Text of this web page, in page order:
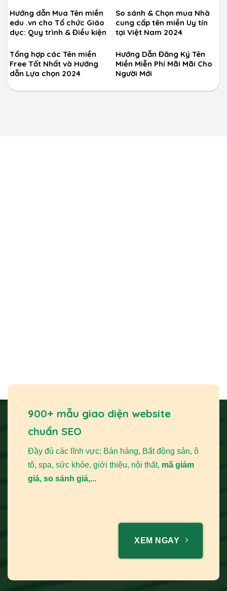
Hướng dẫn Mua Tên miền
edu .vn cho Tổ chức Giáo
dục: Quy trình & Điều kiện
So sánh & Chọn mua Nhà
cung cấp tên miền Uy tín
tại Việt Nam 2024
Tổng hợp các Tên miền
Free Tốt Nhất và Hướng
dẫn Lựa chọn 2024
Hướng Dẫn Đăng Ký Tên
Miền Miễn Phí Mãi Mãi Cho
Người Mới
900+ mẫu giao diện website
chuẩn SEO
Đầy đủ các lĩnh vực: Bán hàng, Bất động sản, ô
tô, spa, sức khỏe, giới thiệu, nội thất, mã giảm
giá, so sánh giá,...
XEM NGAY